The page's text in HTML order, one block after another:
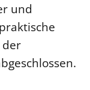
und
der